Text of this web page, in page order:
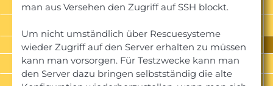
man aus Versehen den Zugriff auf SSH blockt.
Um nicht umständlich über Rescuesysteme
wieder Zugriff auf den Server erhalten zu müssen
kann man vorsorgen. Für Testzwecke kann man
den Server dazu bringen selbstständig die alte